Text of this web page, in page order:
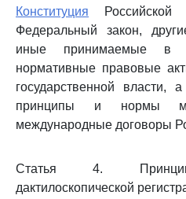
Конституция Российской
Федеральный закон,
иные принимаемые в
нормативные правовые
государственной власти,
принципы и нормы
международные договоры
Статья 4.
дактилоскопической